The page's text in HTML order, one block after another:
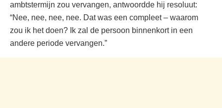
ambtstermijn zou vervangen, antwoordde hij resoluut:
“Nee, nee, nee, nee. Dat was een compleet – waarom
zou ik het doen? Ik zal de persoon binnenkort in een
andere periode vervangen.”